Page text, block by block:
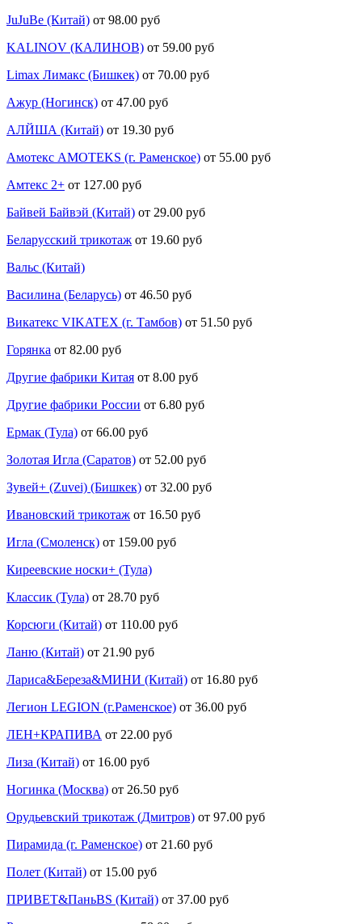
JuJuBe (Китай) от 98.00 руб
KALINOV (КАЛИНОВ) от 59.00 руб
Limax Лимакс (Бишкек) от 70.00 руб
Ажур (Ногинск) от 47.00 руб
АЛЙША (Китай) от 19.30 руб
Амотекс AMOTEKS (г. Раменское) от 55.00 руб
Амтекс 2+ от 127.00 руб
Байвей Байвэй (Китай) от 29.00 руб
Беларусский трикотаж от 19.60 руб
Вальс (Китай)
Василина (Беларусь) от 46.50 руб
Викатекс VIKATEX (г. Тамбов) от 51.50 руб
Горянка от 82.00 руб
Другие фабрики Китая от 8.00 руб
Другие фабрики России от 6.80 руб
Ермак (Тула) от 66.00 руб
Золотая Игла (Саратов) от 52.00 руб
Зувей+ (Zuvei) (Бишкек) от 32.00 руб
Ивановский трикотаж от 16.50 руб
Игла (Смоленск) от 159.00 руб
Киреевские носки+ (Тула)
Классик (Тула) от 28.70 руб
Корсюги (Китай) от 110.00 руб
Ланю (Китай) от 21.90 руб
Лариса&Береза&МИНИ (Китай) от 16.80 руб
Легион LEGION (г.Раменское) от 36.00 руб
ЛЕН+КРАПИВА от 22.00 руб
Лиза (Китай) от 16.00 руб
Ногинка (Москва) от 26.50 руб
Орудьевский трикотаж (Дмитров) от 97.00 руб
Пирамида (г. Раменское) от 21.60 руб
Полет (Китай) от 15.00 руб
ПРИВЕТ&ПаньBS (Китай) от 37.00 руб